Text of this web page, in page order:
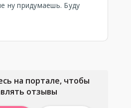
ну придумаешь. Буду
на портале, чтобы
отзывы